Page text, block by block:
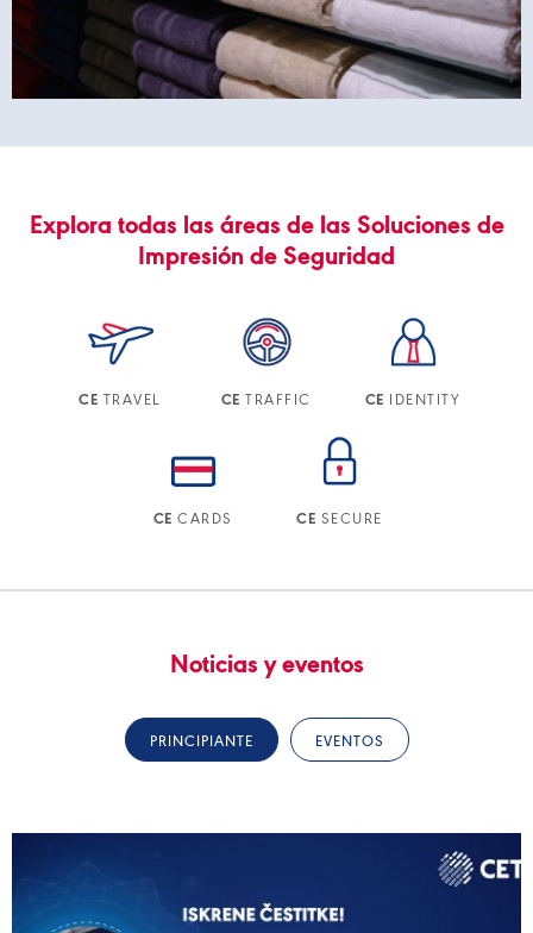
Explora todas las áreas de las Soluciones de
Impresión de Seguridad
CE TRAVEL CE TRAFFIC CE IDENTITY
CE CARDS CE SECURE
Noticias y eventos
PRINCIPIANTE EVENTOS